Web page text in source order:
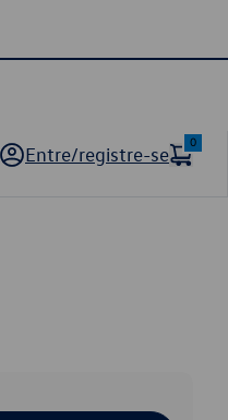
Entre/registre-se
0